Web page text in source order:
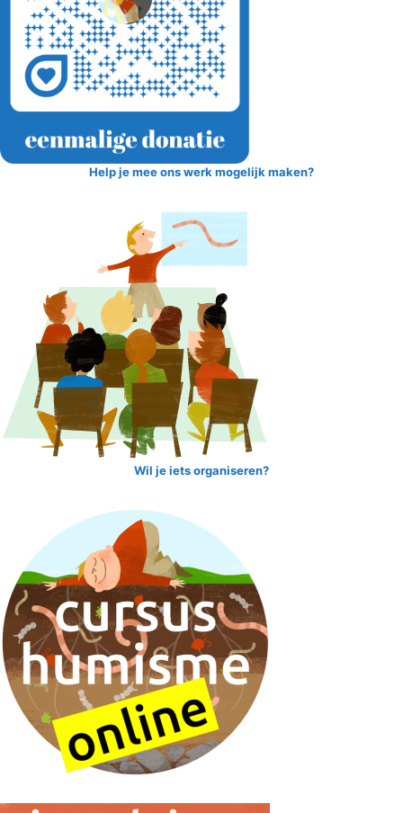
Help je mee ons werk mogelijk maken?
Wil je iets organiseren?